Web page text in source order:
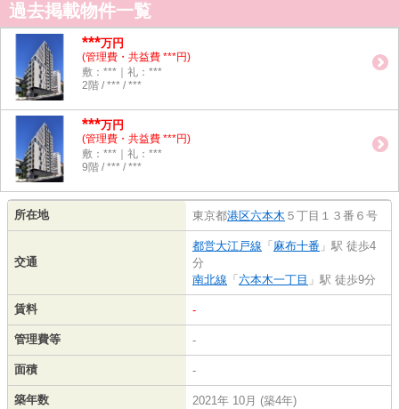
過去掲載物件一覧
***万円
(管理費・共益費 ***円)
敷：***｜礼：***
2階 / *** / ***
***万円
(管理費・共益費 ***円)
敷：***｜礼：***
9階 / *** / ***
所在地 東京都港区六本木 ５丁目１３番６号
交通
都営大江戸線 「 麻布十番 」駅 徒歩4
分
南北線 「 六本木一丁目 」駅 徒歩9分
賃料 -
管理費等 -
面積 -
築年数 2021年 10月 (築4年)